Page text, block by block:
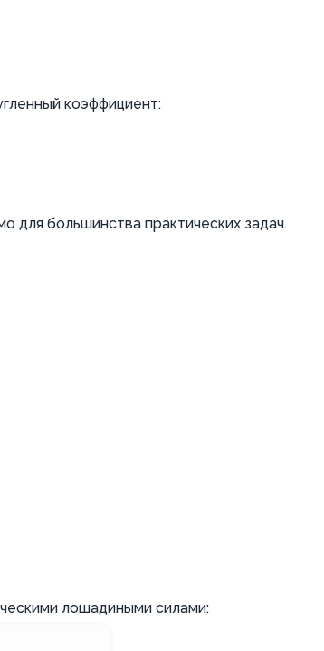
коэффициент:
для большинства практических задач.
лошадиными силами: